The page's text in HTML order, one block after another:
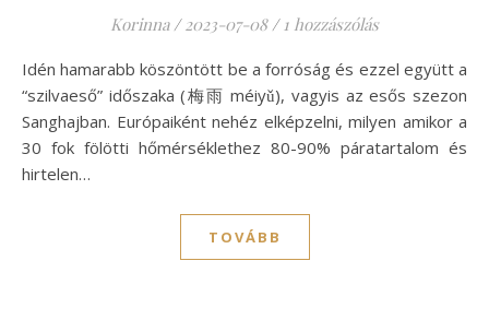
Korinna / 2023-07-08 / 1 hozzászólás
Idén hamarabb köszöntött be a forróság és ezzel együtt a
“szilvaeső” időszaka (梅雨 méiyǔ), vagyis az esős szezon
Sanghajban. Európaiként nehéz elképzelni, milyen amikor a
30 fok fölötti hőmérséklethez 80-90% páratartalom és
hirtelen…
TOVÁBB